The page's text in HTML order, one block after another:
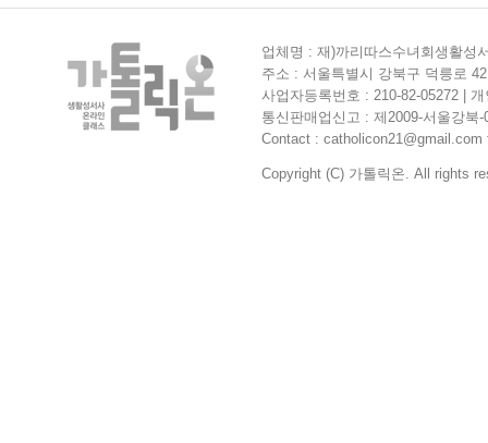
업체명 : 재)까리따스수녀회생활성
주소 : 서울특별시 강북구 덕릉로
사업자등록번호 : 210-82-05272 |
통신판매업신고 : 제2009-서울강북
Contact : catholicon21@gmail.com
Copyright (C) 가톨릭온. All rights